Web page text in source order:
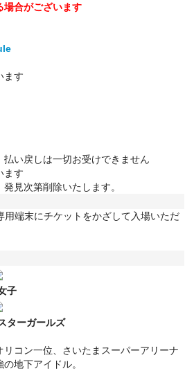
合がございます
ます
払い戻しは一切お受けできません
ます
見次第削除いたします。
端末にチケットをかざして入場いただ
子
ターガールズ
コン一位、さいたまスーパーアリーナ
地下アイドル。